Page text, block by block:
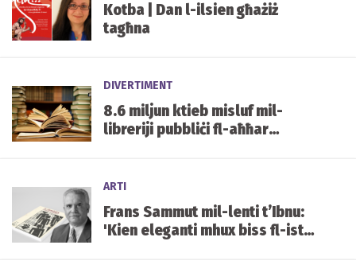
Kotba | Dan l-ilsien għażiż
tagħna
DIVERTIMENT
8.6 miljun ktieb misluf mil-
libreriji pubbliċi fl-aħħar
ARTI
Frans Sammut mil-lenti t’Ibnu:
'Kien eleganti mhux biss fl-istil